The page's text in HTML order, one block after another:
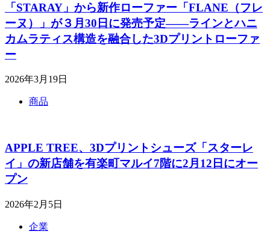
「STARAY」から新作ローファー「FLANE（フレ
ーヌ）」が３月30日に発売予定――ラインとハニ
カムラティス構造を融合した3Dプリントローファ
ー
2026年3月19日
商品
APPLE TREE、3Dプリントシューズ「スターレ
イ」の新店舗を有楽町マルイ7階に2月12日にオー
プン
2026年2月5日
企業